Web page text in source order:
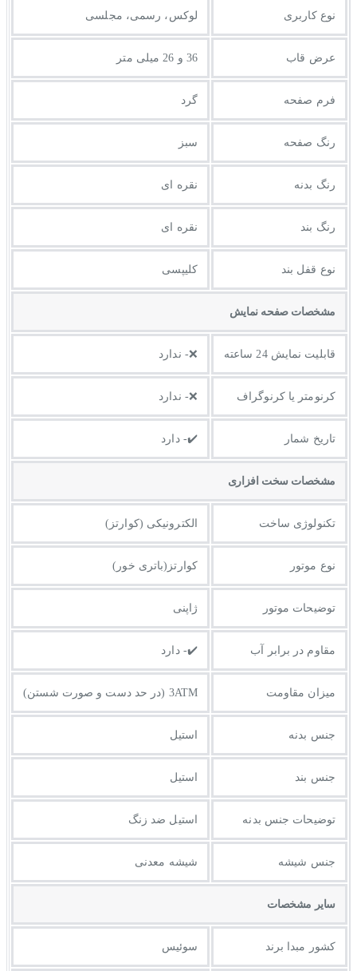
نوع کاربری لوکس، رسمی، مجلسی
عرض قاب 36 و 26 میلی متر
فرم صفحه گرد
رنگ صفحه سبز
رنگ بدنه نقره ای
رنگ بند نقره ای
نوع قفل بند کلیپسی
مشخصات صفحه نمايش
قابلیت نمایش 24 ساعته ❌- ندارد
کرنومتر یا کرنوگراف ❌- ندارد
تاریخ شمار ✔️- دارد
مشخصات سخت افزاری
تکنولوژی ساخت الکترونیکی (کوارتز)
نوع موتور کوارتز(باتری خور)
توضیحات موتور ژاپنی
مقاوم در برابر آب ✔️- دارد
میزان مقاومت 3ATM (در حد دست و صورت شستن)
جنس بدنه استیل
جنس بند استیل
توضيحات جنس بدنه استیل ضد زنگ
جنس شیشه شیشه معدنی
ساير مشخصات
کشور مبدا برند سوئیس